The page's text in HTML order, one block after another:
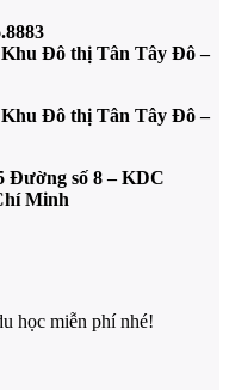
Khu Đô thị Tân Tây Đô –
Khu Đô thị Tân Tây Đô –
Đường số 8 – KDC
Minh
học miễn phí nhé!